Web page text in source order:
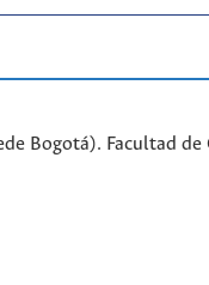
Bogotá). Facultad de